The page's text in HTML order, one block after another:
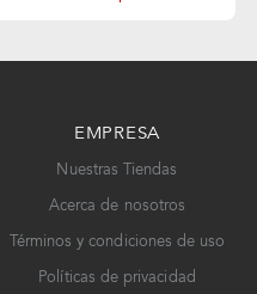
EMPRESA
Nuestras Tiendas
Acerca de nosotros
Términos y condiciones de uso
Políticas de privacidad